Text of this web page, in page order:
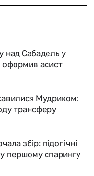
над Сабадель у
оформив асист
Мудриком:
трансферу
збір: підопічні
першому спарингу